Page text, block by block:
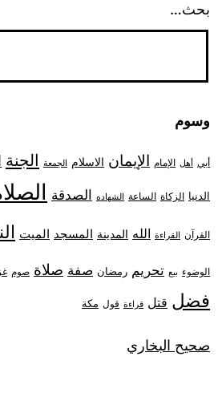
بحث…
وسوم
أبي أهل الإمام الإيمان الاسلام الجمعة الجنة
الدنيا الزكاة الساعة الشهاده الصدقة
القرآن القراءة الله المدينة المسجد الميت
الوضوء بيع تحريم رمضان صفة صلاة صوم
فضل قتل قراءة قول مكة
صحيح البخاري